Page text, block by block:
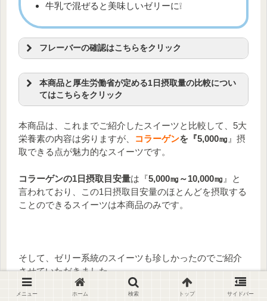
たんぱく質
6.2g －糖質
脂質
食塩相当量
0.41g 葉酸
35～210㎍
ビタミンA
120～290㎍ ナイアシン
ビタミンB2
0.4㎎ ビタミンB6
0.4㎎
1.0㎍
コラーゲン：5,000㎎、ヒアルロン酸：25㎎、乳
酸菌：40㎎、コエンザイムQ10：10～30㎎
牛乳で混ぜると美味しいゼリーに❕
フレーバーの確認はこちらをクリック
ト！～
ピーチ味
ブルーベリー味
マンゴー味
本商品と厚生労働省が定める1日摂取量の比較につい
てはこちらをクリック
日摂取量
※¹
量※²（女
性）
量※²（男
性）
葉酸
35～210㎍ 240㎍
ビタ
0.2～0.6㎎ 1.1㎎ 1.4㎎
本商品は、これまでご紹介したスイーツと比較して、5大
栄養素の内容は劣りますが、
コラーゲンを『5,000㎎ 』摂
取できる点が魅力的なスイーツです。
コラーゲンの1日摂取目安量は『5,000㎎～10,000㎎ 』と
言われており、この1日摂取目安量のほとんどを摂取する
ことのできるスイーツは本商品のみです。
そして、ゼリー系統のスイーツも珍しかったのでご紹介
させていただきました。
ただ、 たんぱく質・ビタミン・ミネラルの含有量が少な
メニュー ホーム 検索 トップ サイドバー